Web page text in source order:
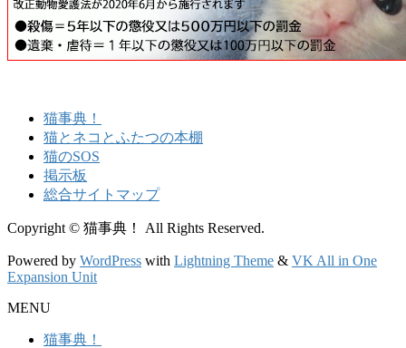
猫事典！
猫とネコとふたつの本棚
猫のSOS
掲示板
総合サイトマップ
Copyright © 猫事典！ All Rights Reserved.
Powered by WordPress with Lightning Theme & VK All in One
Expansion Unit
MENU
猫事典！